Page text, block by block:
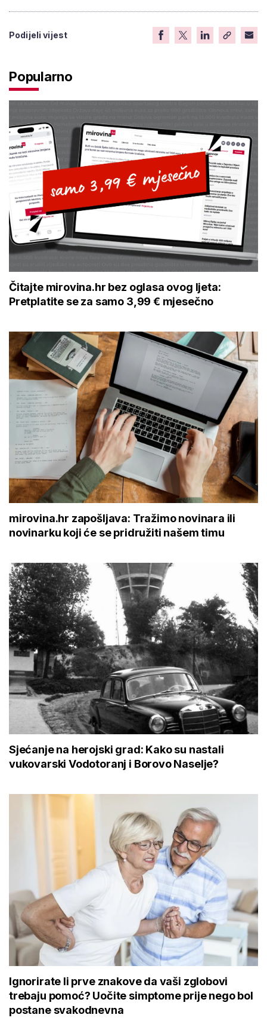
Podijeli vijest
Popularno
Čitajte mirovina.hr bez oglasa ovog ljeta:
Pretplatite se za samo 3,99 € mjesečno
mirovina.hr zapošljava: Tražimo novinara ili
novinarku koji će se pridružiti našem timu
Sjećanje na herojski grad: Kako su nastali
vukovarski Vodotoranj i Borovo Naselje?
Ignorirate li prve znakove da vaši zglobovi
trebaju pomoć? Uočite simptome prije nego bol
postane svakodnevna